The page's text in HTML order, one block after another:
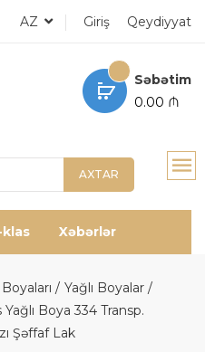
AZ Giriş Qeydiyyat
Səbətim
0.00 ₼
AXTAR
Xəbərlər
Yağlı Boyalar
Boya 334 Transp.
Şəffaf Lak